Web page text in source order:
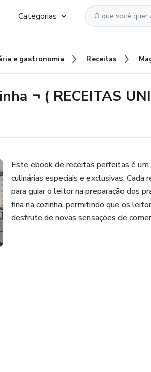
Categorias
e gastronomia Receitas
¬ ( RECEITAS
Este ebook de receitas perfeitas é
culinárias especiais e exclusivas.
para guiar o leitor na preparação dos
fina na cozinha, permitindo que os
desfrute de novas sensações de